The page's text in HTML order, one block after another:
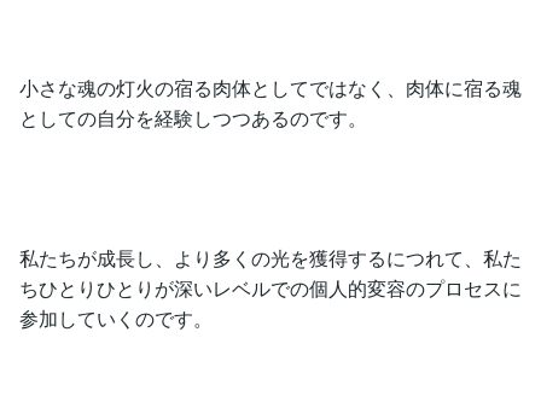
小さな魂の灯火の宿る肉体としてではなく、肉体に宿る魂
としての自分を経験しつつあるのです。
私たちが成長し、より多くの光を獲得するにつれて、私た
ちひとりひとりが深いレベルでの個人的変容のプロセスに
参加していくのです。